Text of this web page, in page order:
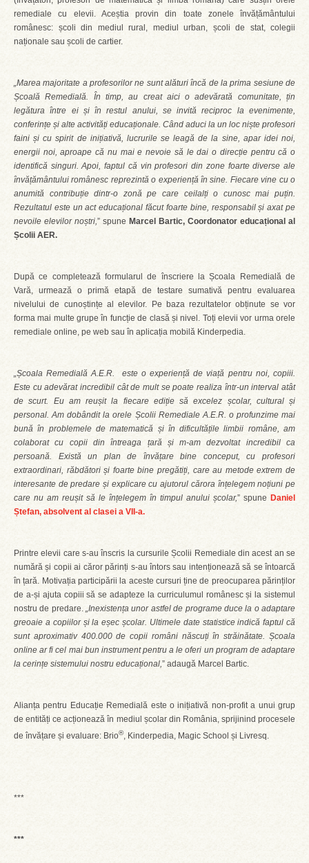
remediale cu elevii. Aceștia provin din toate zonele învățământului
românesc: școli din mediul rural, mediul urban, școli de stat, colegii
naționale sau școli de cartier.
„Marea majoritate a profesorilor ne sunt alături încă de la prima sesiune de
Școală Remedială. În timp, au creat aici o adevărată comunitate, țin
legătura între ei și în restul anului, se invită reciproc la evenimente,
conferințe și alte activități educaționale. Când aduci la un loc niște profesori
faini și cu spirit de inițiativă, lucrurile se leagă de la sine, apar idei noi,
energii noi, aproape că nu mai e nevoie să le dai o direcție pentru că o
identifică singuri. Apoi, faptul că vin profesori din zone foarte diverse ale
învățământului românesc reprezintă o experiență în sine. Fiecare vine cu o
anumită contribuție dintr-o zonă pe care ceilalți o cunosc mai puțin.
Rezultatul este un act educațional făcut foarte bine, responsabil și axat pe
nevoile elevilor noștri,” spune Marcel Bartic, Coordonator educațional al
Școlii AER.
După ce completează formularul de înscriere la Școala Remedială de
Vară, urmează o primă etapă de testare sumativă pentru evaluarea
nivelului de cunoștințe al elevilor. Pe baza rezultatelor obținute se vor
forma mai multe grupe în funcție de clasă și nivel. Toți elevii vor urma orele
remediale online, pe web sau în aplicația mobilă Kinderpedia.
„Școala Remedială A.E.R. este o experiență de viață pentru noi, copiii.
Este cu adevărat incredibil cât de mult se poate realiza într-un interval atât
de scurt. Eu am reușit la fiecare ediție să excelez școlar, cultural și
personal. Am dobândit la orele Școlii Remediale A.E.R. o profunzime mai
bună în problemele de matematică și în dificultățile limbii române, am
colaborat cu copii din întreaga țară și m-am dezvoltat incredibil ca
persoană. Există un plan de învățare bine conceput, cu profesori
extraordinari, răbdători și foarte bine pregătiți, care au metode extrem de
interesante de predare și explicare cu ajutorul cărora înțelegem noțiuni pe
care nu am reușit să le înțelegem în timpul anului școlar,” spune Daniel
Ștefan, absolvent al clasei a VII-a.
Printre elevii care s-au înscris la cursurile Școlii Remediale din acest an se
numără și copii ai căror părinți s-au întors sau intenționează să se întoarcă
în țară. Motivația participării la aceste cursuri ține de preocuparea părinților
de a-și ajuta copiii să se adapteze la curriculumul românesc și la sistemul
nostru de predare.„Inexistența unor astfel de programe duce la o adaptare
greoaie a copiilor și la eșec școlar. Ultimele date statistice indică faptul că
sunt aproximativ 400.000 de copii români născuți în străinătate. Școala
online ar fi cel mai bun instrument pentru a le oferi un program de adaptare
la cerințe sistemului nostru educațional,” adaugă Marcel Bartic.
Alianța pentru Educație Remedială este o inițiativă non-profit a unui grup
de entități ce acționează în mediul școlar din România, sprijinind procesele
de învățare și evaluare: Brio®, Kinderpedia, Magic School și Livresq.
***
***